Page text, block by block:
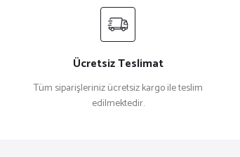
Ücretsiz Teslimat
Tüm siparişleriniz ücretsiz kargo ile teslim
edilmektedir.